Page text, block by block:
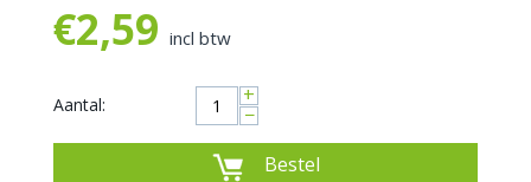
€2,59 incl btw
Aantal: +
−
Bestel